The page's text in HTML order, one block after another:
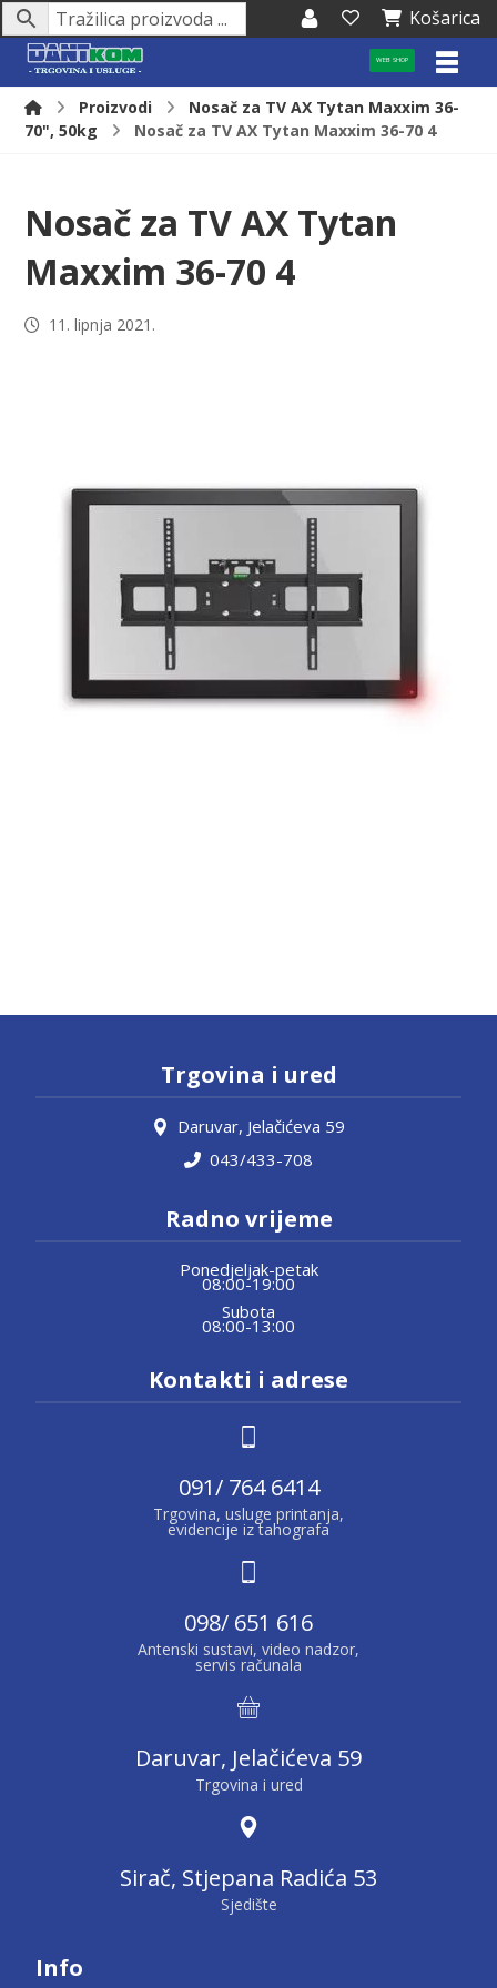
Košarica
WEB SHOP
Proizvodi
Nosač za TV AX Tytan Maxxim 36-
70", 50kg
Nosač za TV AX Tytan Maxxim 36-70 4
Nosač za TV AX Tytan
Maxxim 36-70 4
11. lipnja 2021.
Trgovina i ured
Daruvar, Jelačićeva 59
043/433-708
Radno vrijeme
Ponedjeljak-petak
08:00-19:00
Subota
08:00-13:00
Kontakti i adrese
091/ 764 6414
Trgovina, usluge printanja,
evidencije iz tahografa
098/ 651 616
Antenski sustavi, video nadzor,
servis računala
Daruvar, Jelačićeva 59
Trgovina i ured
Sirač, Stjepana Radića 53
Sjedište
Info